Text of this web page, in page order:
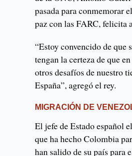
pasada para conmemorar
paz con las FARC, felicita
“Estoy convencido de que
tengan la certeza de que
otros desafíos de nuestro
España”, agregó el rey.
MIGRACIÓN DE
El jefe de Estado español
que ha hecho Colombia
han salido de su país para